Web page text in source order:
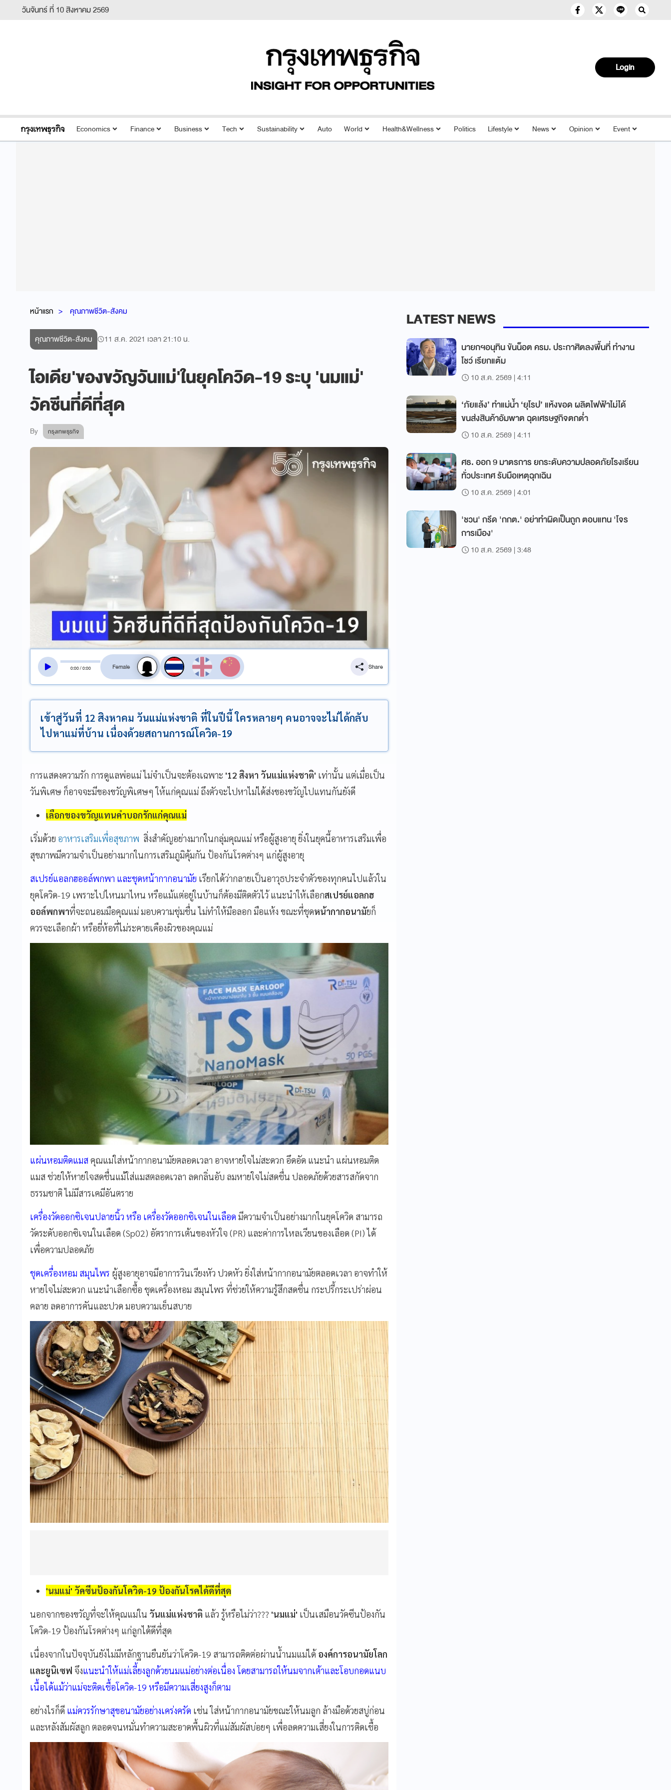
วันจันทร์ ที่ 10 สิงหาคม 2569
Login
Economics Finance Business Tech Sustainability Auto World Health&Wellness Politics Lifestyle News Opinion Event
หน้าแรก คุณภาพชีวิต-สังคม
คุณภาพชีวิต-สังคม 11 ส.ค. 2021 เวลา 21:10 น.
ไอเดีย'ของขวัญวันแม่'ในยุคโควิด-19 ระบุ 'นมแม่'
วัคซีนที่ดีที่สุด
By กรุงเทพธุรกิจ
0:00/0:00
สลับเสียงอ่าน
Share
เข้าสู่วันที่ 12 สิงหาคม วันแม่แห่งชาติ ที่ในปีนี้ ใครหลายๆ คนอาจจะไม่ได้กลับ
ไปหาแม่ที่บ้าน เนื่องด้วยสถานการณ์โควิด-19
การแสดงความรัก การดูแลพ่อแม่ ไม่จำเป็นจะต้องเฉพาะ '12 สิงหา วันแม่แห่งชาติ' เท่านั้น แต่เมื่อเป็น
วันพิเศษ ก็อาจจะมีของขวัญพิเศษๆ ให้แก่คุณแม่ ถึงตัวจะไปหาไม่ได้ส่งของขวัญไปแทนกันยังดี
เลือกของขวัญแทนคำบอกรักแก่คุณแม่
เริ่มด้วย อาหารเสริมเพื่อสุขภาพ สิ่งสำคัญอย่างมากในกลุ่มคุณแม่ หรือผู้สูงอายุ ยิ่งในยุคนี้อาหารเสริมเพื่อ
สุขภาพมีความจำเป็นอย่างมากในการเสริมภูมิคุ้มกัน ป้องกันโรคต่างๆ แก่ผู้สูงอายุ
สเปรย์แอลกฮออล์พกพา และชุดหน้ากากอนามัย เรียกได้ว่ากลายเป็นอาวุธประจำตัวของทุกคนไปแล้วใน
ยุคโควิด-19 เพราะไปไหนมาไหน หรือแม้แต่อยู่ในบ้านก็ต้องมีติดตัวไว้ แนะนำให้เลือกสเปรย์แอลกฮ
ออล์พกพาที่จะถนอมมือคุณแม่ มอบความชุ่มชื่น ไม่ทำให้มือลอก มือแห้ง ขณะที่ชุดหน้ากากอนามัยก็
ควรจะเลือกผ้า หรือยี่ห้อที่ไม่ระคายเคืองผิวของคุณแม่
แผ่นหอมติดแมสคุณแม่ใส่หน้ากากอนามัยตลอดเวลา อาจหายใจไม่สะดวก อึดอัด แนะนำ แผ่นหอมติด
แมส ช่วยให้หายใจสดชื่นแม้ใส่แมสตลอดเวลา ลดกลิ่นอับ ลมหายใจไม่สดชื่น ปลอดภัยด้วยสารสกัดจาก
ธรรมชาติ ไม่มีสารเคมีอันตราย
เครื่องวัดออกซิเจนปลายนิ้ว หรือ เครื่องวัดออกซิเจนในเลือด มีความจำเป็นอย่างมากในยุคโควิด สามารถ
วัดระดับออกซิเจนในเลือด (Sp02) อัตราการเต้นของหัวใจ (PR) และค่าการไหลเวียนของเลือด (PI)ได้
เพื่อความปลอดภัย
ชุดเครื่องหอม สมุนไพร ผู้สูงอายุอาจมีอาการวินเวียงหัว ปวดหัว ยิ่งใส่หน้ากากอนามัยตลอดเวลา อาจทำให้
หายใจไม่สะดวก แนะนำเลือกซื้อ ชุดเครื่องหอม สมุนไพร ที่ช่วยให้ความรู้สึกสดชื่น กระปรี้กระเปร่าผ่อน
คลาย ลดอาการคันและปวด มอบความเย็นสบาย
'นมแม่' วัคซีนป้องกันโควิด-19 ป้องกันโรคได้ดีที่สุด
นอกจากของขวัญที่จะให้คุณแม่ใน วันแม่แห่งชาติ แล้ว รู้หรือไม่ว่า??? 'นมแม่' เป็นเสมือนวัคซีนป้องกัน
โควิด-19 ป้องกันโรคต่างๆ แก่ลูกได้ดีที่สุด
เนื่องจากในปัจจุบันยังไม่มีหลักฐานยืนยันว่าโควิด-19 สามารถติดต่อผ่านน้ำนมแม่ได้ องค์การอนามัยโลก
และยูนิเซฟ จึงแนะนำให้แม่เลี้ยงลูกด้วยนมแม่อย่างต่อเนื่อง โดยสามารถให้นมจากเต้าและโอบกอดแนบ
เนื้อได้แม้ว่าแม่จะติดเชื้อโควิด-19 หรือมีความเสี่ยงสูงก็ตาม
อย่างไรก็ดี แม่ควรรักษาสุขอนามัยอย่างเคร่งครัด เช่น ใส่หน้ากากอนามัยขณะให้นมลูก ล้างมือด้วยสบู่ก่อน
และหลังสัมผัสลูก ตลอดจนหมั่นทำความสะอาดพื้นผิวที่แม่สัมผัสบ่อยๆ เพื่อลดความเสี่ยงในการติดเชื้อ
LATEST NEWS
นายกฯอนุทิน ขันน็อต ครม. ประกาศิตลงพื้นที่ ทำงาน
โชว์ เรียกแต้ม
10 ส.ค. 2569 | 4:11
‘ภัยแล้ง’ ทำแม่น้ำ ‘ยุโรป’ แห้งขอด ผลิตไฟฟ้าไม่ได้
ขนส่งสินค้าอัมพาต ฉุดเศรษฐกิจตกต่ำ
10 ส.ค. 2569 | 4:11
ศธ. ออก 9 มาตรการ ยกระดับความปลอดภัยโรงเรียน
ทั่วประเทศ รับมือเหตุฉุกเฉิน
10 ส.ค. 2569 | 4:01
'ชวน' กรีด 'กกต.' อย่าทำผิดเป็นถูก ตอบแทน 'โจร
การเมือง'
10 ส.ค. 2569 | 3:48